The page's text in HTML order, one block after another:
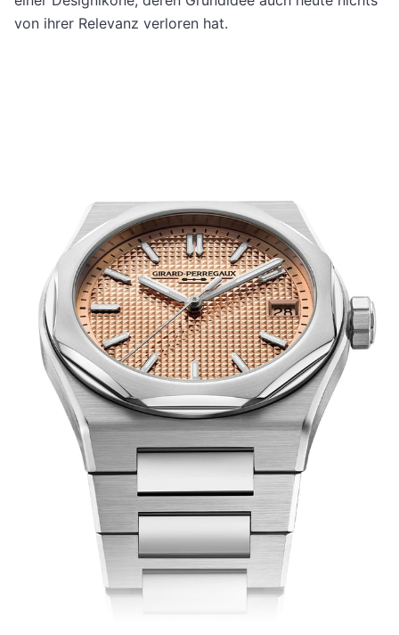
von ihrer Relevanz verloren hat.